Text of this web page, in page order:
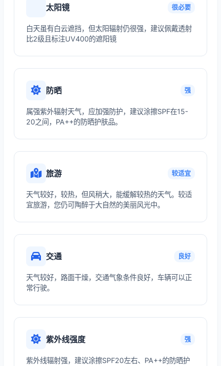
太阳镜 很必要
白天虽有白云遮挡，但太阳辐射仍很强，建议佩戴透射
比2级且标注UV400的遮阳镜
防晒 强
属强紫外辐射天气，应加强防护，建议涂擦SPF在15-
20之间，PA++的防晒护肤品。
旅游 较适宜
天气较好，较热，但风稍大，能缓解较热的天气。较适
宜旅游，您仍可陶醉于大自然的美丽风光中。
交通 良好
天气较好，路面干燥，交通气象条件良好，车辆可以正
常行驶。
紫外线强度 强
紫外线辐射强，建议涂擦SPF20左右、PA++的防晒护